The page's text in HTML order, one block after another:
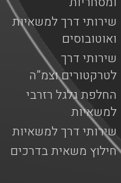
שירותי דרך למשאיות
ואוטובוסים
שירותי דרך
לטרקטורים וצמ”ה
החלפת גלגל רזרבי
למשאיות
שירותי דרך למשאיות
חילוץ משאית בדרכים